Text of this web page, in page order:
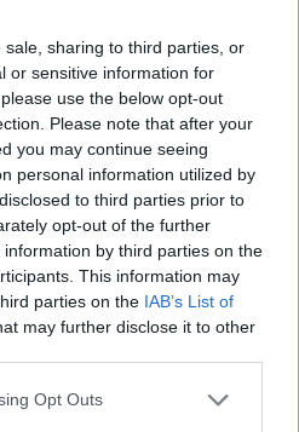
sharing to third parties, or
or sensitive information for
use the below opt-out
Please note that after your
you may continue seeing
personal information utilized by
to third parties prior to
opt-out of the further
by third parties on the
This information may
parties on the IAB’s List of
may further disclose it to other
Opt Outs
2973